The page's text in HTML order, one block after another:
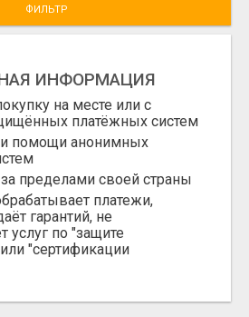
ФИЛЬТР
ИНФОРМАЦИЯ
на месте или с
платёжных систем
помощи анонимных
пределами своей страны
платежи,
гарантий, не
услуг по "защите
"сертификации